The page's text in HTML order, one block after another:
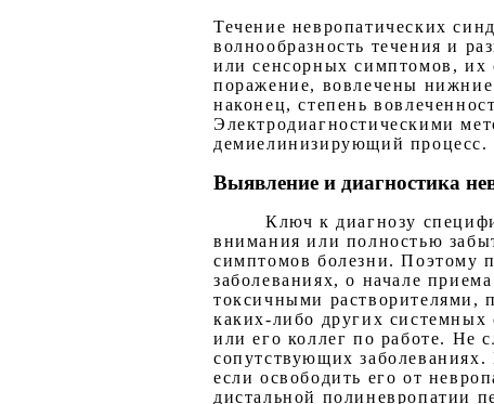
Течение невропатических
волнообразность течения и
или сенсорных симптомов, их
поражение, вовлечены
наконец, степень
Электродиагностическими
демиелинизирующий процесс.
Выявление и диагностика
Ключ к диагнозу
внимания или полностью
симптомов болезни. Поэтому
заболеваниях, о начале
токсичными растворителями,
каких-либо других
или его коллег по работе. Не
сопутствующих
если освободить его от
дистальной полиневропатии